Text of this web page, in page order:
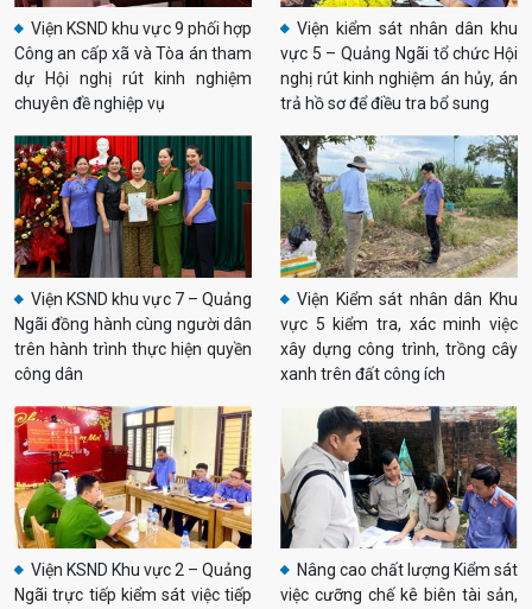
Viện KSND khu vực 9 phối hợp
Công an cấp xã và Tòa án tham
dự Hội nghị rút kinh nghiệm
chuyên đề nghiệp vụ
Viện kiểm sát nhân dân khu
vực 5 – Quảng Ngãi tổ chức Hội
nghị rút kinh nghiệm án hủy, án
trả hồ sơ để điều tra bổ sung
Viện KSND khu vực 7 – Quảng
Ngãi đồng hành cùng người dân
trên hành trình thực hiện quyền
công dân
Viện Kiểm sát nhân dân Khu
vực 5 kiểm tra, xác minh việc
xây dựng công trình, trồng cây
xanh trên đất công ích
Viện KSND Khu vực 2 – Quảng
Ngãi trực tiếp kiểm sát việc tiếp
Nâng cao chất lượng Kiểm sát
việc cưỡng chế kê biên tài sản,
Thông báo tuyển dụng công chức ngành Kiểm sát nhân dân
năm 2026 theo Nghị định số 179/2024/NĐ-CP